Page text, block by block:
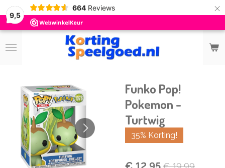
9,5
664 Reviews ×
Funko Pop!
Pokemon -
Turtwig
35% Korting!